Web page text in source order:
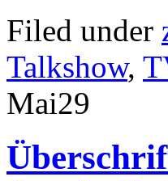
Filed under
Talkshow,
Mai29